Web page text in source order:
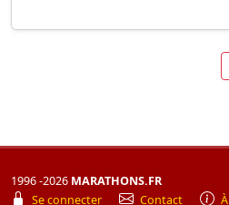
1996 -2026 MARATHONS.FR
Se connecter
Contact